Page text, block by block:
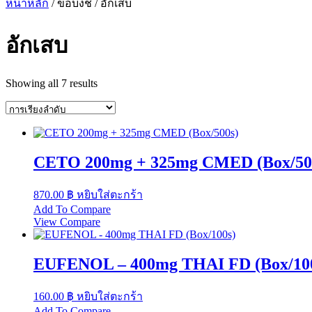
หน้าหลัก / ข้อบ่งชี้ / อักเสบ
อักเสบ
Showing all 7 results
CETO 200mg + 325mg CMED (Box/
870.00 ฿ หยิบใส่ตะกร้า
Add To Compare
View Compare
EUFENOL – 400mg THAI FD (Box/
160.00 ฿ หยิบใส่ตะกร้า